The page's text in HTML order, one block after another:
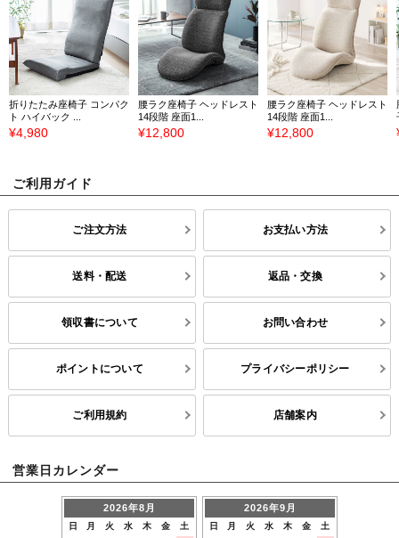
折りたたみ座椅子 コンパク
ト ハイバック ...
¥4,980
腰ラク座椅子 ヘッドレスト
14段階 座面1...
¥12,800
腰ラク座椅子 ヘッドレスト
14段階 座面1...
¥12,800
ご利用ガイド
ご注文方法 お支払い方法
送料・配送 返品・交換
領収書について お問い合わせ
ポイントについて プライバシーポリシー
ご利用規約 店舗案内
営業日カレンダー
2026年8月
日 月 火 水 木 金
土
2026年9月
日 月 火 水 木 金
土